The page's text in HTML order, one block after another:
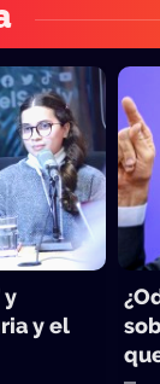
y
y el